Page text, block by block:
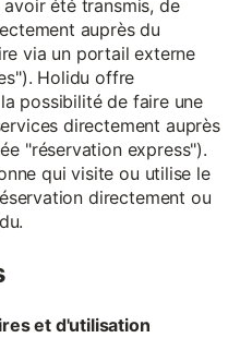
été transmis, de
auprès du
via un portail externe
Holidu offre
possibilité de faire une
directement auprès
"réservation express").
qui visite ou utilise le
directement ou
et d'utilisation